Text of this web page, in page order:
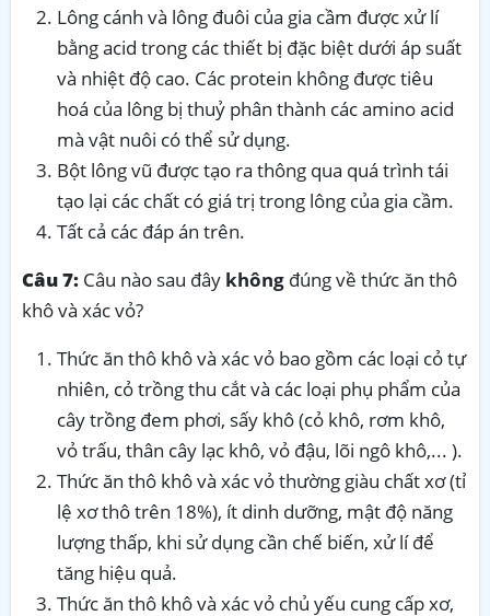
Lông cánh và lông đuôi của gia cầm được xử lí
bằng acid trong các thiết bị đặc biệt dưới áp suất
và nhiệt độ cao. Các protein không được tiêu
hoá của lông bị thuỷ phân thành các amino acid
mà vật nuôi có thể sử dụng.
Bột lông vũ được tạo ra thông qua quá trình tái
tạo lại các chất có giá trị trong lông của gia cầm.
Tất cả các đáp án trên.
Câu 7: Câu nào sau đây không đúng về thức ăn thô
khô và xác vỏ?
Thức ăn thô khô và xác vỏ bao gồm các loại cỏ tự
nhiên, cỏ trồng thu cắt và các loại phụ phẩm của
cây trồng đem phơi, sấy khô (cỏ khô, rơm khô,
vỏ trấu, thân cây lạc khô, vỏ đậu, lõi ngô khô,... ).
Thức ăn thô khô và xác vỏ thường giàu chất xơ (tỉ
lệ xơ thô trên 18%), ít dinh dưỡng, mật độ năng
lượng thấp, khi sử dụng cần chế biến, xử lí để
tăng hiệu quả.
Thức ăn thô khô và xác vỏ chủ yếu cung cấp xơ,